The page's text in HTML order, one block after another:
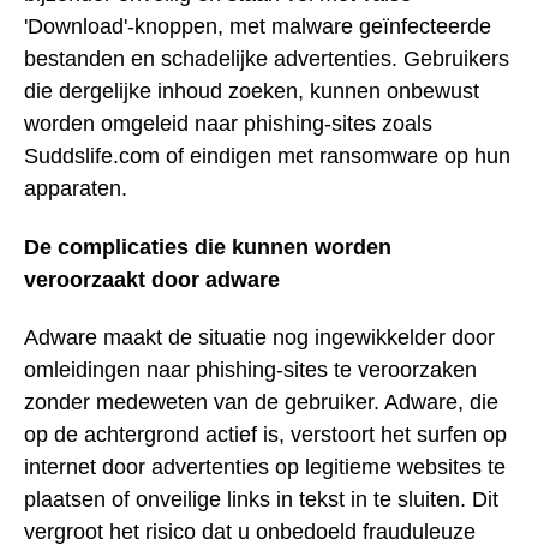
'Download'-knoppen, met malware geïnfecteerde
bestanden en schadelijke advertenties. Gebruikers
die dergelijke inhoud zoeken, kunnen onbewust
worden omgeleid naar phishing-sites zoals
Suddslife.com of eindigen met ransomware op hun
apparaten.
De complicaties die kunnen worden
veroorzaakt door adware
Adware maakt de situatie nog ingewikkelder door
omleidingen naar phishing-sites te veroorzaken
zonder medeweten van de gebruiker. Adware, die
op de achtergrond actief is, verstoort het surfen op
internet door advertenties op legitieme websites te
plaatsen of onveilige links in tekst in te sluiten. Dit
vergroot het risico dat u onbedoeld frauduleuze